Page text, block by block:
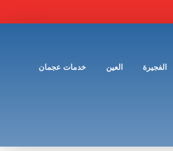
الفجيرة العين خدمات عجمان